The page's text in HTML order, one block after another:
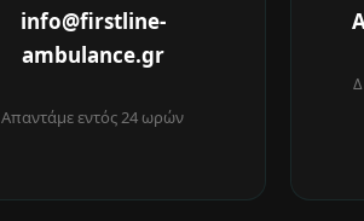
info@firstline-
ambulance.gr
Απαντάμε εντός 24 ωρών